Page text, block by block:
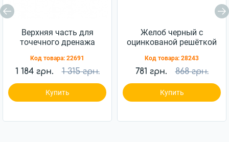
Верхняя часть для
точечного дренажа
30/30 300х120х300
120мм (178)
Код товара: 22691
1 184 грн. 1 315 грн.
Купить
Желоб черный с
оцинкованой решёткой
1м
Код товара: 28243
781 грн. 868 грн.
Купить